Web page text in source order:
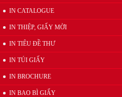
IN CATALOGUE
IN THIỆP, GIẤY MỜI
IN TIÊU ĐỀ THƯ
IN TÚI GIẤY
IN BROCHURE
IN BAO BÌ GIẤY
Wobbler